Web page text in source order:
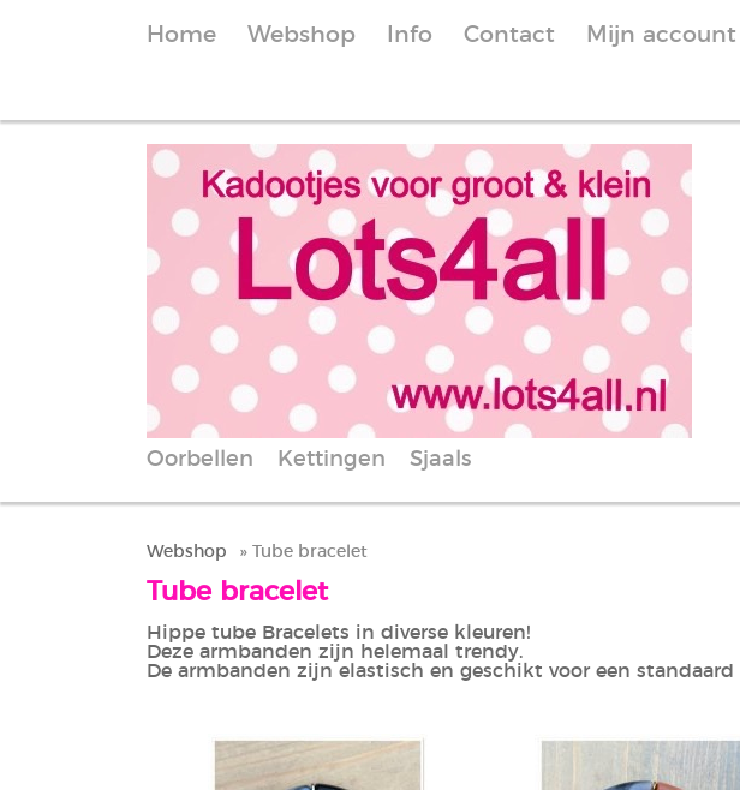
Home Webshop Info Contact Mijn account
Oorbellen Kettingen Sjaals
Webshop » Tube bracelet
Tube bracelet
Hippe tube Bracelets in diverse kleuren!
Deze armbanden zijn helemaal trendy.
De armbanden zijn elastisch en geschikt voor een